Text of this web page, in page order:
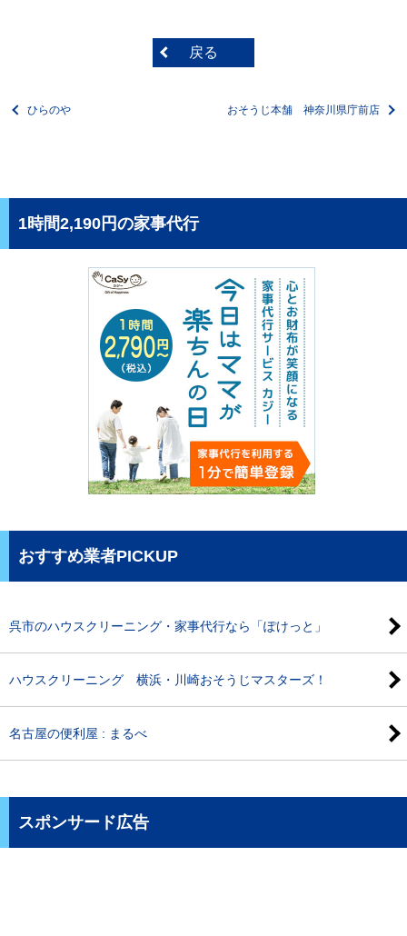
戻る
ひらのや おそうじ本舗 神奈川県庁前店
1時間2,190円の家事代行
おすすめ業者PICKUP
呉市のハウスクリーニング・家事代行なら「ぽけっと」
ハウスクリーニング 横浜・川崎おそうじマスターズ！
名古屋の便利屋 : まるべ
スポンサード広告